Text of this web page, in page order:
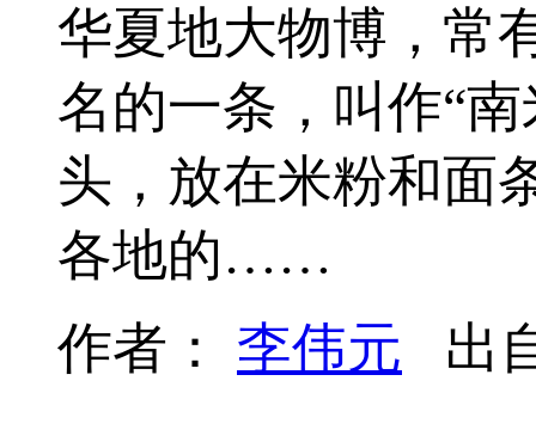
华夏地大物博，常
名的一条，叫作“
头，放在米粉和面
各地的……
作者： 李伟元 出